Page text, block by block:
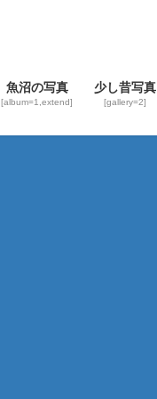
魚沼の写真
[album=1,extend]
少し昔写真
[gallery=2]